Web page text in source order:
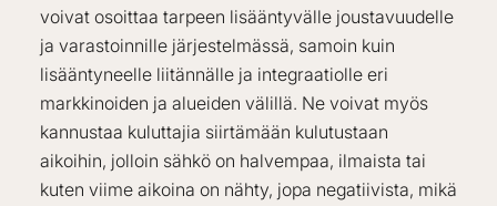
voivat osoittaa tarpeen lisääntyvälle joustavuudelle
ja varastoinnille järjestelmässä, samoin kuin
lisääntyneelle liitännälle ja integraatiolle eri
markkinoiden ja alueiden välillä. Ne voivat myös
kannustaa kuluttajia siirtämään kulutustaan
aikoihin, jolloin sähkö on halvempaa, ilmaista tai
kuten viime aikoina on nähty, jopa negatiivista, mikä